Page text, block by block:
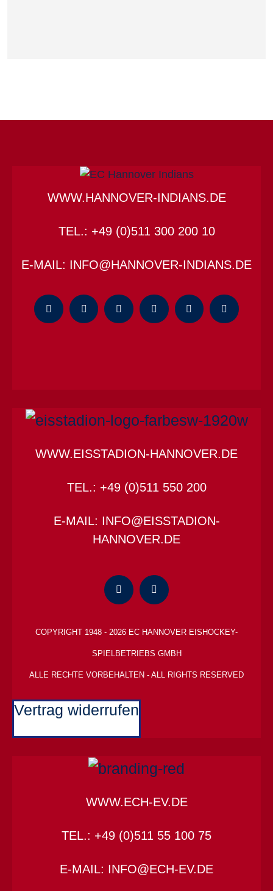
WWW.HANNOVER-INDIANS.DE
TEL.: +49 (0)511 300 200 10
E-MAIL: INFO@HANNOVER-INDIANS.DE
WWW.EISSTADION-HANNOVER.DE
TEL.: +49 (0)511 550 200
E-MAIL: INFO@EISSTADION-
HANNOVER.DE
COPYRIGHT 1948 - 2026 EC HANNOVER EISHOCKEY-
SPIELBETRIEBS GMBH
ALLE RECHTE VORBEHALTEN - ALL RIGHTS RESERVED
Vertrag widerrufen
WWW.ECH-EV.DE
TEL.: +49 (0)511 55 100 75
E-MAIL: INFO@ECH-EV.DE